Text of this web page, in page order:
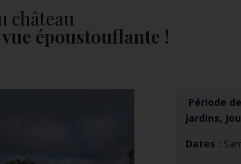
château
époustouflante !
Période
jardins,
Dates :